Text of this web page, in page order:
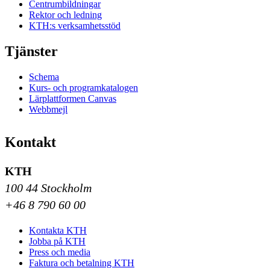
Centrumbildningar
Rektor och ledning
KTH:s verksamhetsstöd
Tjänster
Schema
Kurs- och programkatalogen
Lärplattformen Canvas
Webbmejl
Kontakt
KTH
100 44 Stockholm
+46 8 790 60 00
Kontakta KTH
Jobba på KTH
Press och media
Faktura och betalning KTH